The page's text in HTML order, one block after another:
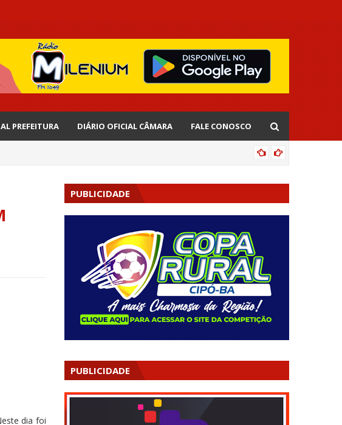
PREFEITURA DIÁRIO OFICIAL CÂMARA FALE CONOSCO
dia foi
PUBLICIDADE
PUBLICIDADE